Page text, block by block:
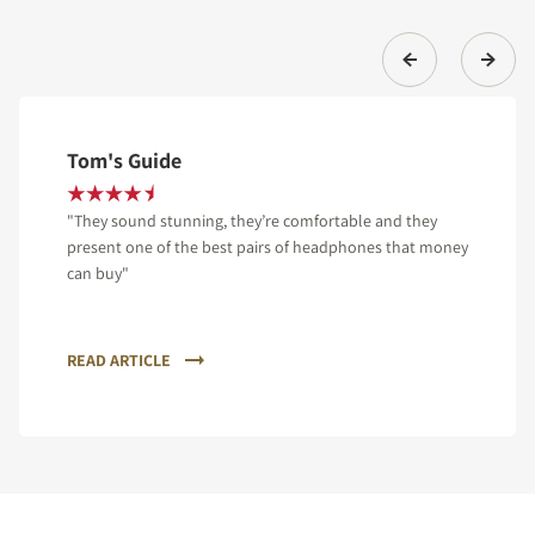
Tom's Guide
"They sound stunning, they’re comfortable and they
present one of the best pairs of headphones that money
can buy"
READ ARTICLE